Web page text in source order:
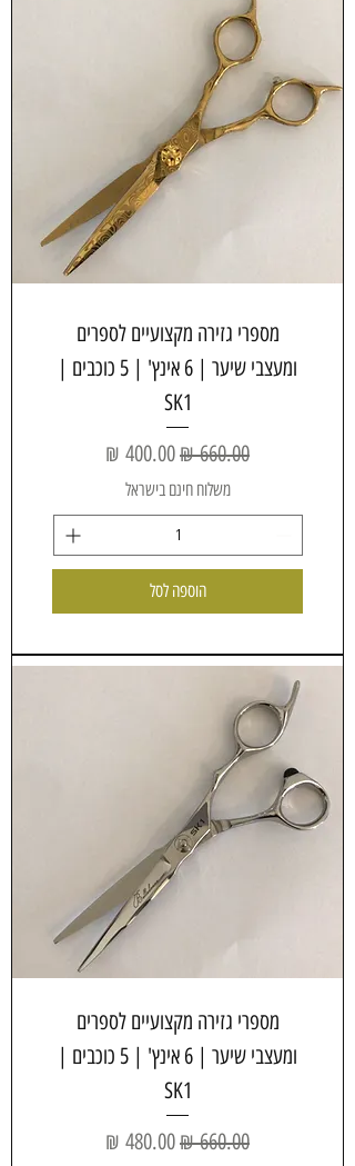
מספרי גזירה מקצועיים לספרים
ומעצבי שיער | 6 אינץ' | 5 כוכבים |
SK1
מחיר רגיל מחיר מבצע
משלוח חינם בישראל
הוספה לסל
מספרי גזירה מקצועיים לספרים
ומעצבי שיער | 6 אינץ' | 5 כוכבים |
SK1
מחיר רגיל מחיר מבצע